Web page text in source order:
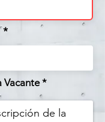
Vacante *
de la